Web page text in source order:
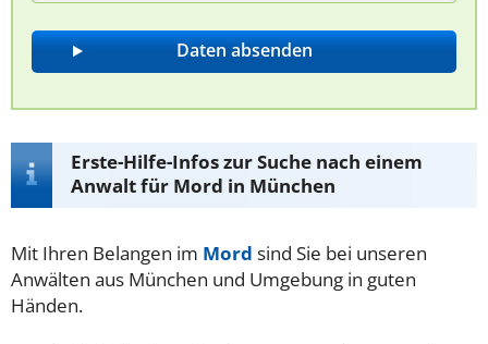
Erste-Hilfe-Infos zur Suche nach einem
Anwalt für Mord in München
Mit Ihren Belangen im Mord sind Sie bei unseren
Anwälten aus München und Umgebung in guten
Händen.